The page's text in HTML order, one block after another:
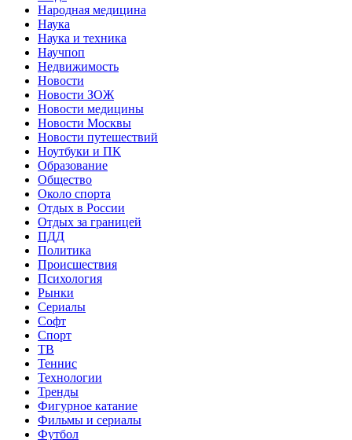
Народная медицина
Наука
Наука и техника
Научпоп
Недвижимость
Новости
Новости ЗОЖ
Новости медицины
Новости Москвы
Новости путешествий
Ноутбуки и ПК
Образование
Общество
Около спорта
Отдых в России
Отдых за границей
ПДД
Политика
Происшествия
Психология
Рынки
Сериалы
Софт
Спорт
ТВ
Теннис
Технологии
Тренды
Фигурное катание
Фильмы и сериалы
Футбол